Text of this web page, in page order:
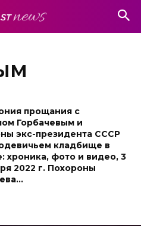
прощания с
Горбачевым и
экс-президента СССР
кладбище в
хроника, фото и видео, 3
2022 г. Похороны